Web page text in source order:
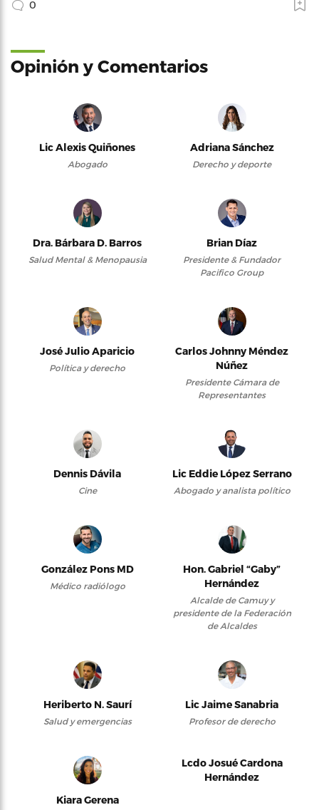
0
Opinión y Comentarios
Lic Alexis Quiñones
Abogado
Adriana Sánchez
Derecho y deporte
Dra. Bárbara D. Barros
Salud Mental & Menopausia
Brian Díaz
Presidente & Fundador
Pacifico Group
José Julio Aparicio
Política y derecho
Carlos Johnny Méndez
Núñez
Presidente Cámara de
Representantes
Dennis Dávila
Cine
Lic Eddie López Serrano
Abogado y analista político
González Pons MD
Médico radiólogo
Hon. Gabriel “Gaby”
Hernández
Alcalde de Camuy y
presidente de la Federación
de Alcaldes
Heriberto N. Saurí
Salud y emergencias
Lic Jaime Sanabria
Profesor de derecho
Kiara Gerena
Lcdo Josué Cardona
Hernández